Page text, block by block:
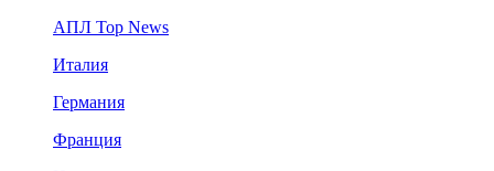
АПЛ Top News
Италия
Германия
Франция